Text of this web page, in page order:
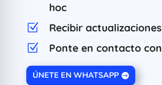
hoc
Z
Recibir
Z
Ponte en contacto
ÚNETE EN WHATSAPP